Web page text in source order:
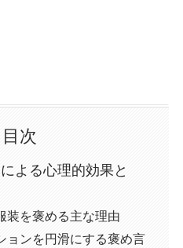
目次
よる心理的効果と
装を褒める主な理由
ョンを円滑にする褒め言